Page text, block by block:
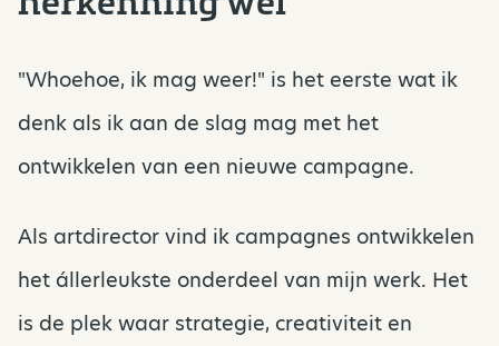
"Whoehoe, ik mag weer!" is het eerste wat ik
denk als ik aan de slag mag met het
ontwikkelen van een nieuwe campagne.
Als artdirector vind ik campagnes ontwikkelen
het állerleukste onderdeel van mijn werk. Het
is de plek waar strategie, creativiteit en